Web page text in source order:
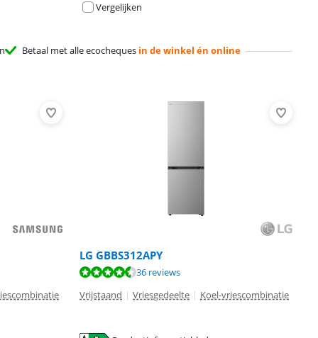
Vergelijken
Betaal met alle ecocheques in de winkel én online
LG GBBS312APY
36 reviews
Vrijstaand | Vriesgedeelte | Koel-vriescombinatie